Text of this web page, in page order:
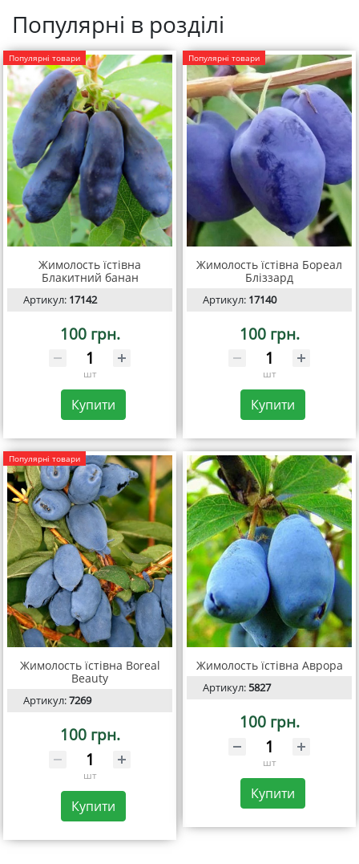
Популярні в розділі
Популярні товари
Жимолость їстівна
Блакитний банан
Артикул: 17142
100 грн.
шт
Купити
Популярні товари
Жимолость їстівна Бореал
Бліззард
Артикул: 17140
100 грн.
шт
Купити
Популярні товари
Жимолость їстівна Boreal
Beauty
Артикул:7269
100 грн.
шт
Купити
Жимолость їстівна Аврора
Артикул:5827
100 грн.
шт
Купити